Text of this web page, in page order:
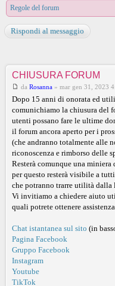
Regole del forum
Rispondi al messaggio
CHIUSURA FORUM
da Rosanna » mar gen 31, 2023
Dopo 15 anni di onorata ed
comunichiamo la chiusura del
utenti possano fare le ultime
il forum ancora aperto per i
(che andranno totalmente alle
riconoscenza e rimborso delle
Resterà comunque una
per questo resterà visibile a
che potranno trarre utilità
Vi invitiamo a chiedere aiuto
quali potrete ottenere
Chat istantanea sul sito (in
Pagina Facebook
Gruppo Facebook
Instagram
Youtube
TikTok